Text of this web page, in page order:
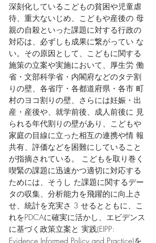
深刻化しているこどもの貧困や児童虐
待、重大ないじめ、こどもや産後の 母
親の自殺といった課題に対する行政の
対応は、必ずしも成果に繋がってい な
い。その原因として、こどもに関する
施策の立案や実施において、厚生労 働
省・文部科学省・内閣府などのタテ割
りの壁、各省庁・各都道府県・各市 町
村のヨコ割りの壁、さらには妊娠・出
産・産後や、就学前後、成人前後に 見
られる年代割りの壁があり、こどもや
家庭の目線に立った相互の連携や情 報
共有、評価などを困難にしていること
が指摘されている。 こどもを取り巻く
喫緊の課題に迅速かつ適切に対応する
ためには、そうし た課題に関するデー
タの収集、分析能力を飛躍的に向上さ
せ、統計を充実さ 3 せるとともに、こ
れをPDCAに確実に活かし、エビデンス
に基づく政策立案と 実践(EIPP:
Evidence Informed Policy and Practice)を